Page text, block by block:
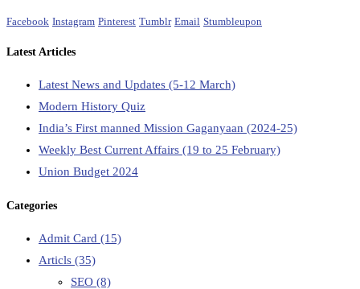
Facebook Instagram Pinterest Tumblr Email Stumbleupon
Latest Articles
Latest News and Updates (5-12 March)
Modern History Quiz
India’s First manned Mission Gaganyaan (2024-25)
Weekly Best Current Affairs (19 to 25 February)
Union Budget 2024
Categories
Admit Card (15)
Articls (35)
SEO (8)